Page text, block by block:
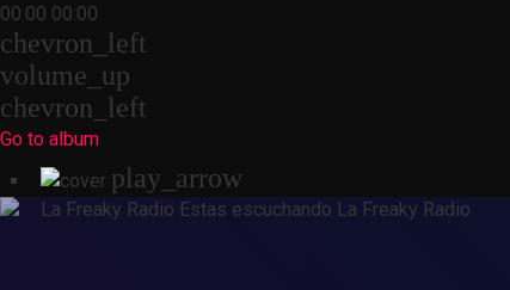
00:00 00:00
chevron_left
volume_up
chevron_left
Go to album
play_arrow
La Freaky Radio Estas escuchando La Freaky Radio